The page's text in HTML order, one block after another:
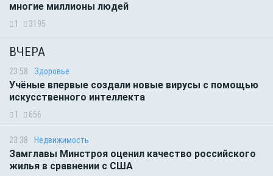
многие миллионы людей
1 3195
ВЧЕРА
23:58 Здоровье
Учёные впервые создали новые вирусы с помощью
искусственного интеллекта
1 656
23:38 Недвижимость
Замглавы Минстроя оценил качество российского
жилья в сравнении с США